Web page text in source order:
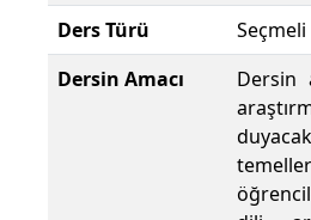
Ders Türü
Seçmeli
Dersin Amacı
Dersin